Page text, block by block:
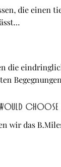
die einen
die
Choose
wir das